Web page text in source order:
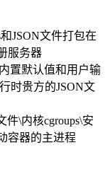
JSON文件打包在
服务器
置默认值和用户输
时贵方的JSON文
件\内核cgroups\安
容器的主进程